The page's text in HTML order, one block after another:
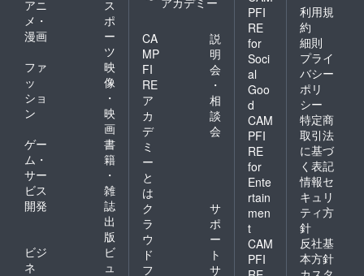
アニ
メ・
漫画
ス
ポ
ー
ツ
ファ
ッ
ショ
ン
映
像
・
映
画
ゲー
ム・
サー
ビス
開発
書
籍
・
雑
誌
出
版
ビジ
ネ
ビ
ュ
CA
MP
FI
RE
ア
カ
デ
ミ
ー
と
は
説
明
会
・
相
談
会
ク
ラ
ウ
ド
フ
サ
ポ
ー
ト
サ
PFI
RE
for
Soci
al
Goo
d
CAM
PFI
RE
for
Ente
rtain
men
t
CAM
PFI
利用規
約
細則
プライ
バシー
ポリ
シー
特定商
取引法
に基づ
く表記
情報セ
キュリ
ティ方
針
反社基
本方針